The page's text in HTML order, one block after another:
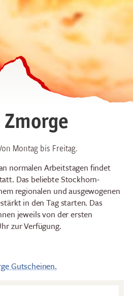
Montag bis Freitag.
normalen Arbeitstagen findet
Das beliebte Stockhorn-
regionalen und ausgewogenen
in den Tag starten. Das
jeweils von der ersten
zur Verfügung.
Gutscheinen.